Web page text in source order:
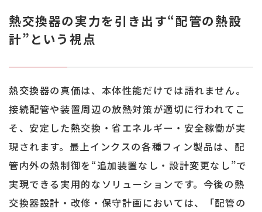
熱交換器の実力を引き出す“配管の熱設
計”という視点
熱交換器の真価は、本体性能だけでは語れません。
接続配管や装置周辺の放熱対策が適切に行われてこ
そ、安定した熱交換・省エネルギー・安全稼働が実
現されます。最上インクスの各種フィン製品は、配
管内外の熱制御を“追加装置なし・設計変更なし”で
実現できる実用的なソリューションです。今後の熱
交換器設計・改修・保守計画においては、「配管の